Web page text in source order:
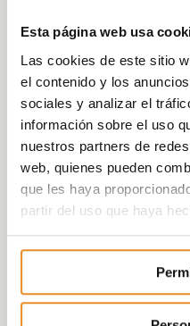
Esta página web usa
Las cookies de este sitio
el contenido y los
sociales y analizar el
información sobre el uso
nuestros partners de
web, quienes pueden
que les haya
partir del uso que haya
2, 3 y 4 dormitorios,
Célere Arts cuenta
zonas comunes
familia: cuenta con
cubierta, un patio
Social Gourmet en la
puedas relajarte con
después de una
un parking para
La promoción está
aproveches al